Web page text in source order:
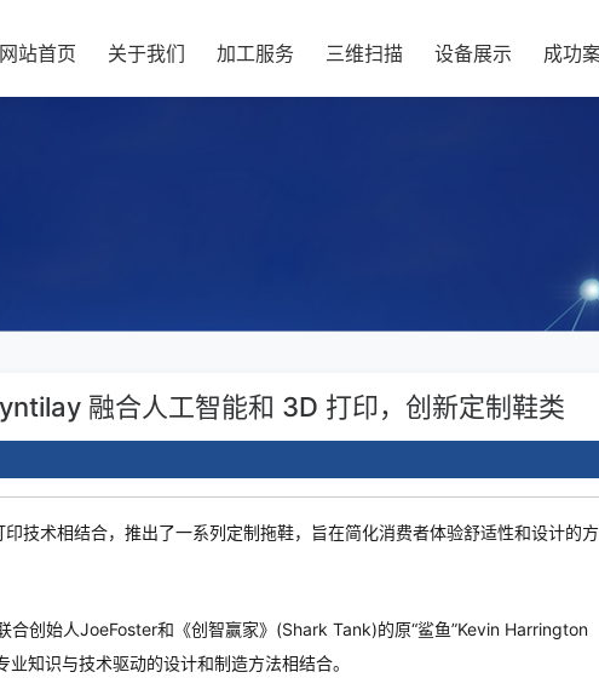
网站首页 关于我们 加工服务 三维扫描 设备展示 成功
融合人工智能和 3D 打印，创新定制鞋类
技术相结合，推出了一系列定制拖鞋，旨在简化消费者体验舒适性和设计的方
创始人JoeFoster和《创智赢家》(Shark Tank)的原“鲨鱼”Kevin Harrington
知识与技术驱动的设计和制造方法相结合。